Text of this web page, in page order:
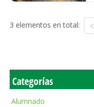
3 elementos en total:
Categorías
Alumnado